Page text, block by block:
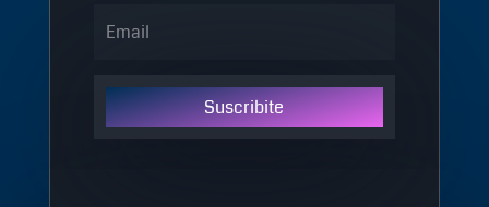
Suscribite